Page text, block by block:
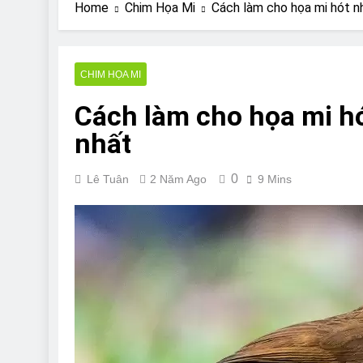
Are Bulldogs
Can Bulldogs
Home Chim Họa Mi Cách làm cho họa mi hót
CHIM HỌA MI
Cách làm cho họa mi
nhất
Lê Tuân 2 Năm Ago 0 9 Mins